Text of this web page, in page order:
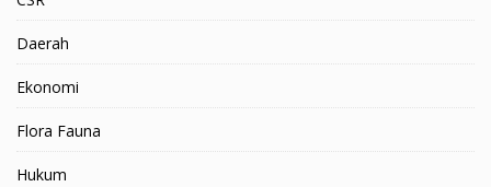
Daerah
Ekonomi
Flora Fauna
Hukum